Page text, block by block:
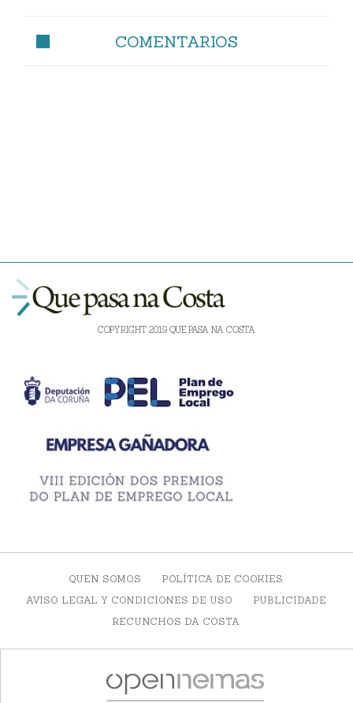
COMENTARIOS
COPYRIGHT 2019 QUE PASA NA COSTA
QUEN SOMOS
POLÍTICA DE COOKIES
AVISO LEGAL Y CONDICIONES DE USO
PUBLICIDADE
RECUNCHOS DA COSTA